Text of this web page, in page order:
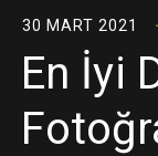
30 MART 2021
En İyi